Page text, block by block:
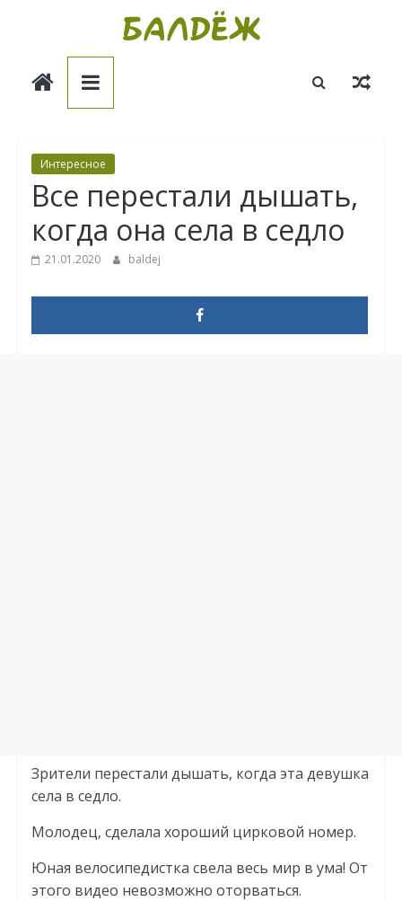
Балдёж
Интересное
Все перестали дышать,
когда она села в седло
21.01.2020 baldej
Зрители перестали дышать, когда эта девушка
села в седло.
Молодец, сделала хороший цирковой номер.
Юная велосипедистка свела весь мир в ума! От
этого видео невозможно оторваться.